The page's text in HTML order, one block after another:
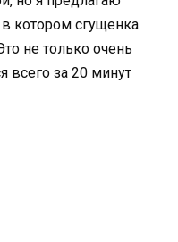
котором сгущенка
не только очень
всего за 20 минут